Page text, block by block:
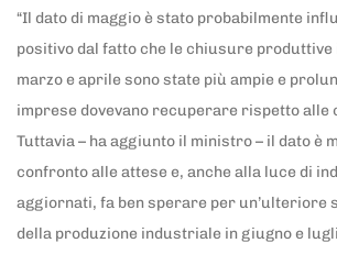
“Il dato di maggio è stato probabilmente
positivo dal fatto che le chiusure produttive
marzo e aprile sono state più ampie e
imprese dovevano recuperare rispetto alle
Tuttavia – ha aggiunto il ministro – il dato è
confronto alle attese e, anche alla luce di
aggiornati, fa ben sperare per un’ulteriore
della produzione industriale in giugno e